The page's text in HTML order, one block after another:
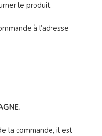
le produit.
à l’adresse
la commande, il est